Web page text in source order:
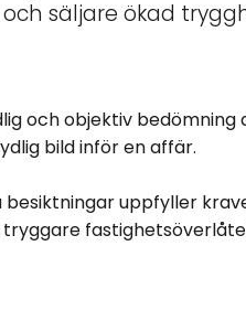
säljare ökad
och objektiv
bild inför en affär.
besiktningar uppfyller